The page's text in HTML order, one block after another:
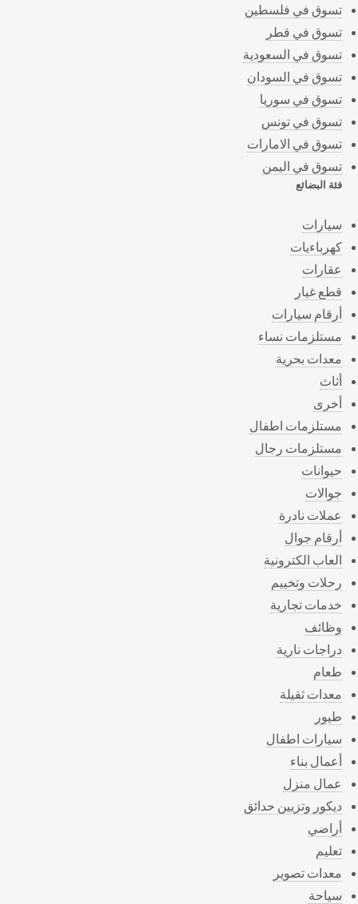
تسوق في فلسطين
تسوق في قطر
تسوق في السعودية
تسوق في السودان
تسوق في سوريا
تسوق في تونس
تسوق في الامارات
تسوق في اليمن
فئة البضائع
سيارات
كهرباءيات
عقارات
قطع غيار
أرقام سيارات
مستلزمات نساء
معدات بحرية
أثاث
أخرى
مستلزمات اطفال
مستلزمات رجال
حيوانات
جوالات
عملات نادرة
أرقام جوال
العاب الكترونية
رحلات وتخييم
خدمات تجارية
وظائف
دراجات نارية
طعام
معدات ثقيلة
طيور
سيارات اطفال
أعمال بناء
عمال منزل
ديكور وتزيين حدائق
أراضي
تعليم
معدات تصوير
سياحة